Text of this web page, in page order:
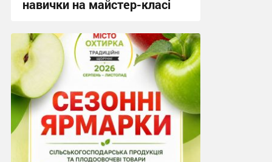
навички на майстер-класі
15:19, 4.08.2026